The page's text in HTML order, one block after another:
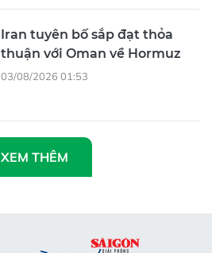
Iran tuyên bố sắp đạt thỏa
thuận với Oman về Hormuz
03/08/2026 01:53
XEM THÊM